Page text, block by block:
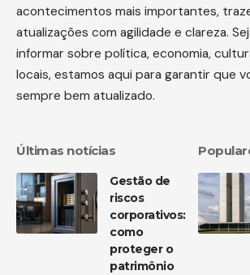
acontecimentos mais importantes,
atualizações com agilidade e clareza.
informar sobre política, economia,
locais, estamos aqui para garantir que
sempre bem atualizado.
Últimas notícias
Gestão de
riscos
corporativos:
como
proteger o
patrimônio